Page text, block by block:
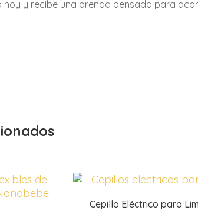
hoy y recibe una prenda pensada para
Cepillo Eléctrico para